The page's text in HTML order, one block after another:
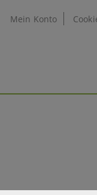
Mein Konto